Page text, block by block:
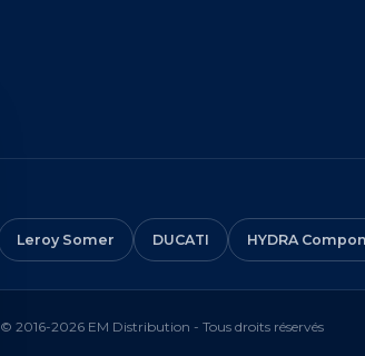
Leroy Somer DUCATI HYDRA
© 2016-2026 EM Distribution - Tous droits réservés